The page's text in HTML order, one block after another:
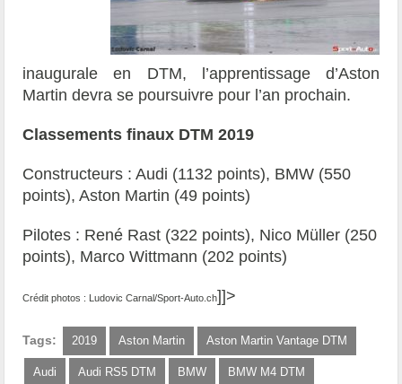
inaugurale en DTM, l’apprentissage d’Aston
Martin devra se poursuivre pour l’an prochain.
Classements finaux DTM 2019
Constructeurs : Audi (1132 points), BMW (550
points), Aston Martin (49 points)
Pilotes : René Rast (322 points), Nico Müller (250
points), Marco Wittmann (202 points)
Crédit photos : Ludovic Carnal/Sport-Auto.ch]]>
Tags: 2019 Aston Martin Aston Martin Vantage DTM
Audi Audi RS5 DTM BMW BMW M4 DTM